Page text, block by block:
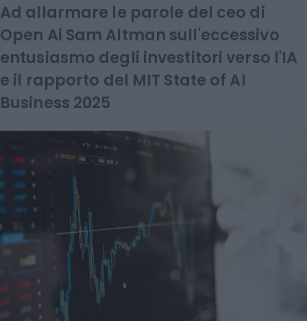
Ad allarmare le parole del ceo di
Open Ai Sam Altman sull'eccessivo
entusiasmo degli investitori verso l'IA
e il rapporto del MIT State of AI
Business 2025